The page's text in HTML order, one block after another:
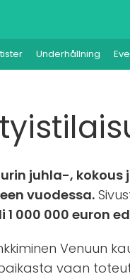
Underhållning
juhla-,
vuodessa.
1 000 000 euron
Venuun
vaan